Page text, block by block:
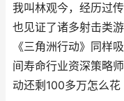
我叫林观今，经历过
也见证了诸多射击类
《三角洲行动》同样
间寿命行业资深策略
动还剩100多万怎么花